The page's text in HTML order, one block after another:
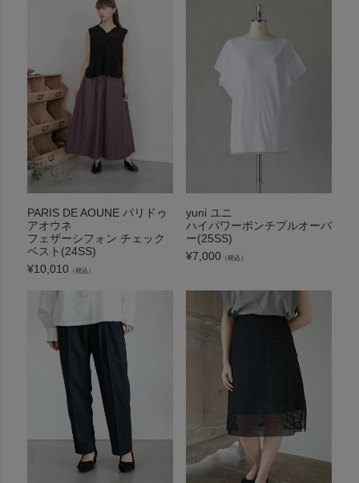
PARIS DE AOUNE パリドゥ
アオウネ
フェザーシフォン チェック
ベスト(24SS)
¥10,010 （税込）
yuni ユニ
ハイパワーポンチプルオーバ
ー(25SS)
¥7,000 （税込）